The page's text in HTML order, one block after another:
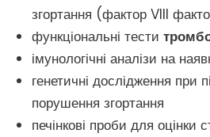
згортання (фактор VIII
функціональні тести
імунологічні аналізи на
генетичні дослідження при
порушення згортання
печінкові проби для оцінки